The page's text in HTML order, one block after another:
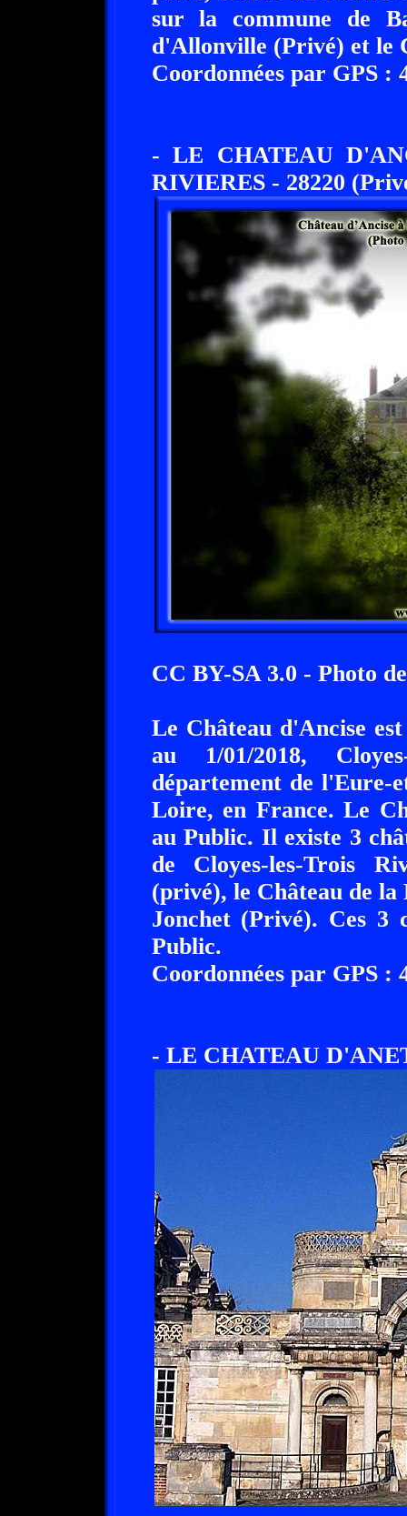
sur la commune de
d'Allonville (Privé) et le
Coordonnées par GPS :
- LE CHATEAU
RIVIERES - 28220
CC BY-SA 3.0 - Photo
Le Château d'Ancise
au 1/01/2018,
département de l'Eure-
Loire, en France. Le
au Public. Il existe 3
de Cloyes-les-Trois
(privé), le Château de
Jonchet (Privé). Ces 3
Public.
Coordonnées par GPS :
- LE CHATEAU